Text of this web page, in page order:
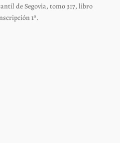
de Segovia, tomo 317, libro
1ª.